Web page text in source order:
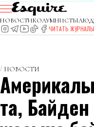
НОВОСТИКОЛУМНИСТЫ
ЧИТАТЬ ЖУРНАЛЫ
НОВОСТИ
та,